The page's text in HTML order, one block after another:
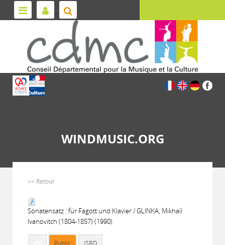
WINDMUSIC.ORG
>> Retour
Sonatensatz : für Fagott und Klavier / GLINKA, Mikhaïl
Ivanovitch (1804-1857) (1990)
Public ISBD